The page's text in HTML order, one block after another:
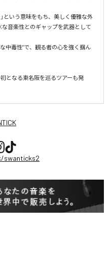
」という意味をもち、美しく優雅な外
音楽性とのギャップを武器として
中毒性”で、観る者の心を強く掴ん
となる東名阪を巡るツアーも発